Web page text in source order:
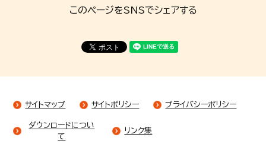
このページをSNSでシェアする
サイトマップ サイトポリシー プライバシーポリシー
ダウンロードについ
て
リンク集